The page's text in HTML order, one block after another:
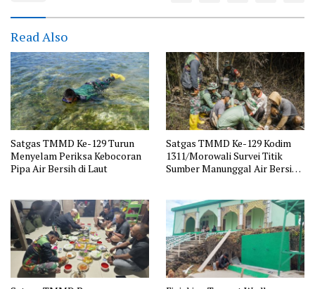
Read Also
Satgas TMMD Ke-129 Turun
Menyelam Periksa Kebocoran
Pipa Air Bersih di Laut
Satgas TMMD Ke-129 Kodim
1311/Morowali Survei Titik
Sumber Manunggal Air Bersih